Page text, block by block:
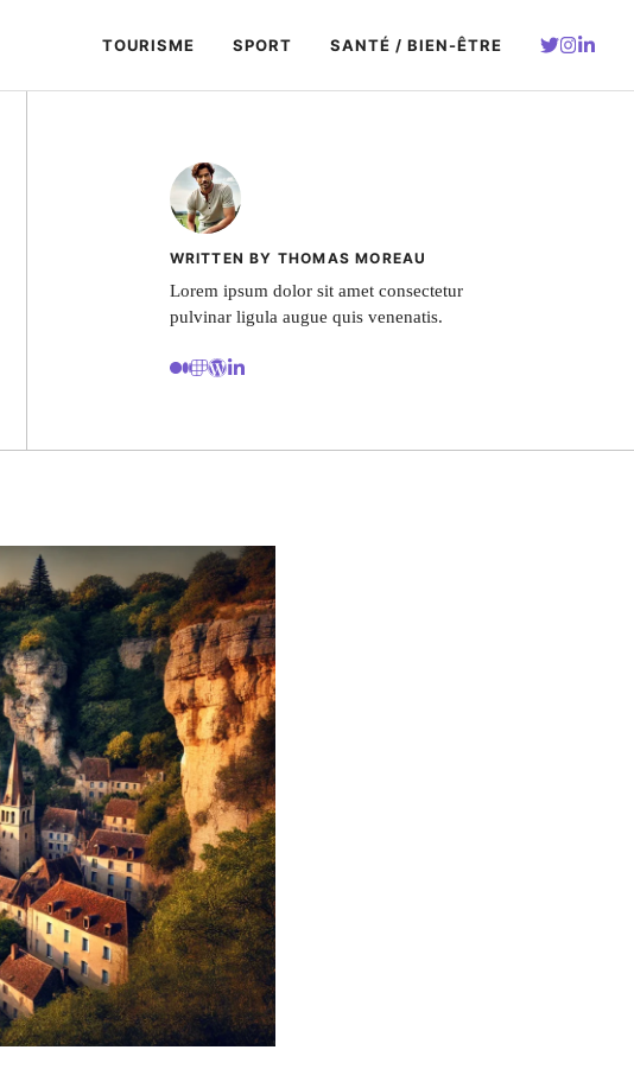
TOURISME SPORT SANTÉ / BIEN-ÊTRE
WRITTEN BY THOMAS MOREAU
Lorem ipsum dolor sit amet consectetur
pulvinar ligula augue quis venenatis.